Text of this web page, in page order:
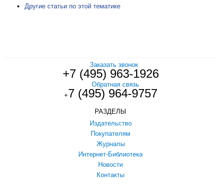
Другие статьи по этой тематике
Заказать звонок
+7 (495) 963-1926
Обратная связь
+7 (495) 964-9757
РАЗДЕЛЫ
Издательство
Покупателям
Журналы
Интернет-Библиотека
Новости
Контакты